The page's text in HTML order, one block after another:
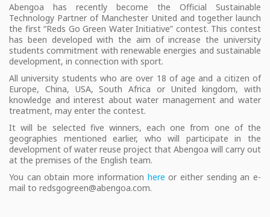
Abengoa has recently become the Official Sustainable
Technology Partner of Manchester United and together launch
the first “Reds Go Green Water Initiative” contest. This contest
has been developed with the aim of increase the university
students commitment with renewable energies and sustainable
development, in connection with sport.
All university students who are over 18 of age and a citizen of
Europe, China, USA, South Africa or United kingdom, with
knowledge and interest about water management and water
treatment, may enter the contest.
It will be selected five winners, each one from one of the
geographies mentioned earlier, who will participate in the
development of water reuse project that Abengoa will carry out
at the premises of the English team.
You can obtain more information here or either sending an e-
mail to redsgogreen@abengoa.com.